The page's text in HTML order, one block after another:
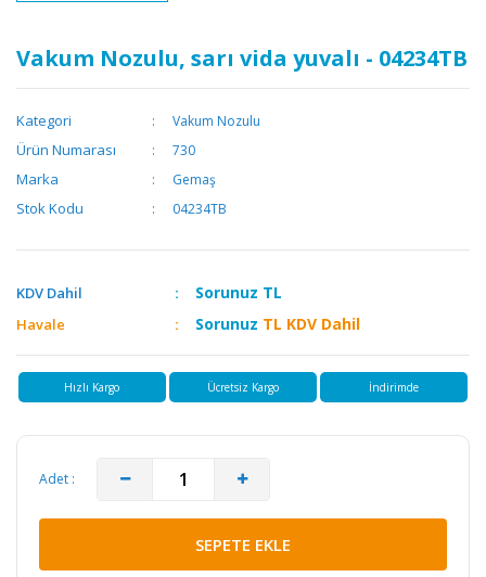
Vakum Nozulu, sarı vida yuvalı - 04234TB
Kategori Vakum Nozulu
Ürün Numarası 730
Marka Gemaş
Stok Kodu 04234TB
KDV Dahil Sorunuz TL
Havale Sorunuz TL KDV Dahil
Hızlı Kargo Ücretsiz Kargo İndirimde
Adet :
SEPETE EKLE